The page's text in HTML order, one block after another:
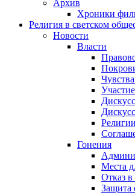
Архив
Хроники
Религия в светском
Новости
Власти
Гонения
Места
Отказ
Защита